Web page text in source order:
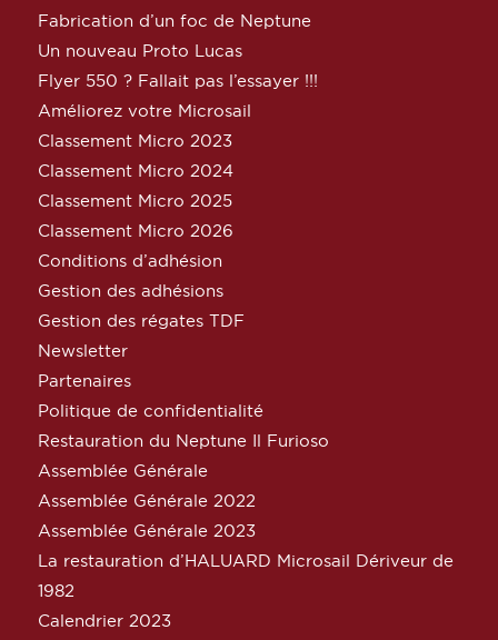
Fabrication d’un foc de Neptune
Un nouveau Proto Lucas
Flyer 550 ? Fallait pas l’essayer !!!
Améliorez votre Microsail
Classement Micro 2023
Classement Micro 2024
Classement Micro 2025
Classement Micro 2026
Conditions d’adhésion
Gestion des adhésions
Gestion des régates TDF
Newsletter
Partenaires
Politique de confidentialité
Restauration du Neptune Il Furioso
Assemblée Générale
Assemblée Générale 2022
Assemblée Générale 2023
La restauration d’HALUARD Microsail Dériveur de
1982
Calendrier 2023